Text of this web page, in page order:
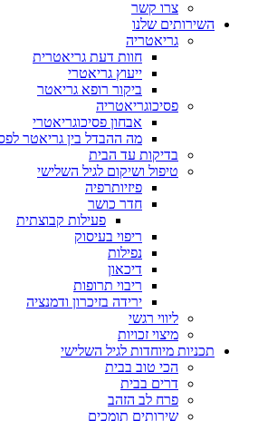
שלנו
גריאטריה
חוות דעת גריאטרית
ייעוץ גריאטרי
ביקור רופא גריאטר
פסיכוגריאטריה
אבחון פסיכוגריאטרי
מה ההבדל בין גריאטר לפסיכוגריאטר?
בדיקות עד הבית
טיפול ושיקום לגיל השלישי
פיזיותרפיה
חדר כושר
פעילות קבוצתית
ריפוי בעיסוק
ריבוי תרופות
ירידה בזיכרון ודמנציה
מיצוי זכויות
מיוחדות לגיל השלישי
הכי טוב בבית
דרים בבית
פרח לב הזהב
שירותים תומכים